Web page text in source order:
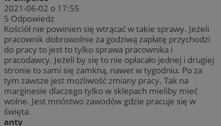
2021-06-02 o 17:55
5 Odpowiedz
Kościół nie powinien się wtrącać w takie sprawy. Jeżeli
pracownik dobrowolnie za godziwą zapłatę przychodzi
do pracy to jest to tylko sprawa pracownika i
pracodawcy. Jeżeli by się to nie opłacało jednej i drugiej
stronie to sami się zamkną, nawet w tygodniu. Po za
tym zawsze jest możliwość zmiany pracy. Tak na
marginesie dlaczego tylko w sklepach mieliby mieć
wolne. Jest mnóstwo zawodów gdzie pracuje się w
święta.
anty